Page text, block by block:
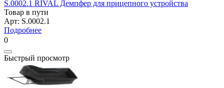
S.0002.1 RIVAL Демпфер для прицепного устройства
Товар в пути
Арт: S.0002.1
Подробнее
0
Быстрый просмотр